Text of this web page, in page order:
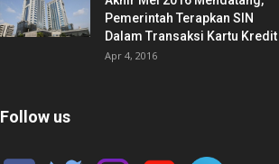
Pemerintah Terapkan SIN
Dalam Transaksi Kartu Kredit
Apr 4, 2016
Follow us